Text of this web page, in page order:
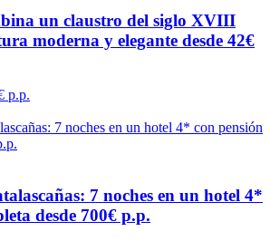
un claustro del siglo XVIII
moderna y elegante desde 42€
p.p.
7 noches en un hotel 4*
desde 700€ p.p.